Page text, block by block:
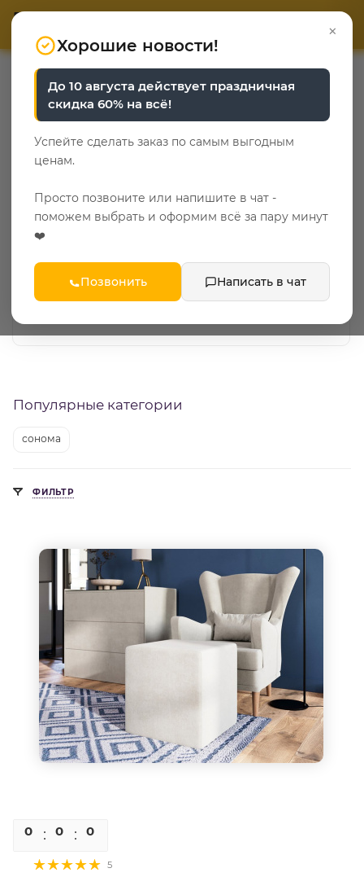
0
Кресла и пуфики для
кабинета
Главная — Каталог — Кабинет —
Кресла и пуфики для кабинета
Пуфы
Популярные категории
сонома
ФИЛЬТР
0 0 0
5
×
Хорошие новости!
До 10 августа действует праздничная
скидка 60% на всё!
Успейте сделать заказ по самым выгодным
ценам.
Просто позвоните или напишите в чат -
поможем выбрать и оформим всё за пару минут
❤️
Позвонить Написать в чат